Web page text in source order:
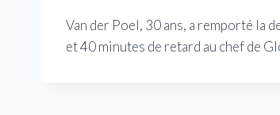
Van der Poel, 30 ans, a remporté la
et 40 minutes de retard au chef de